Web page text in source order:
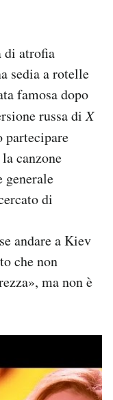
di atrofia
sedia a rotelle
famosa dopo
russa diX
partecipare
canzone
di
andare a Kiev
che non
ma non è